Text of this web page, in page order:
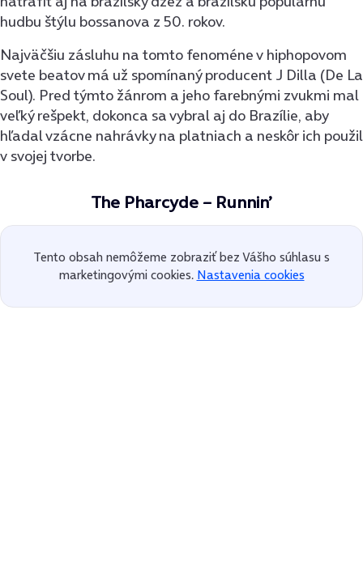
hudbu štýlu bossanova z 50. rokov.
Najväčšiu zásluhu na tomto fenoméne v hiphopovom
svete beatov má už spomínaný producent J Dilla (De La
Soul). Pred týmto žánrom a jeho farebnými zvukmi mal
veľký rešpekt, dokonca sa vybral aj do Brazílie, aby
hľadal vzácne nahrávky na platniach a neskôr ich použil
v svojej tvorbe.
The Pharcyde – Runnin’
Tento obsah nemôžeme zobraziť bez Vášho súhlasu s
marketingovými cookies. Nastavenia cookies